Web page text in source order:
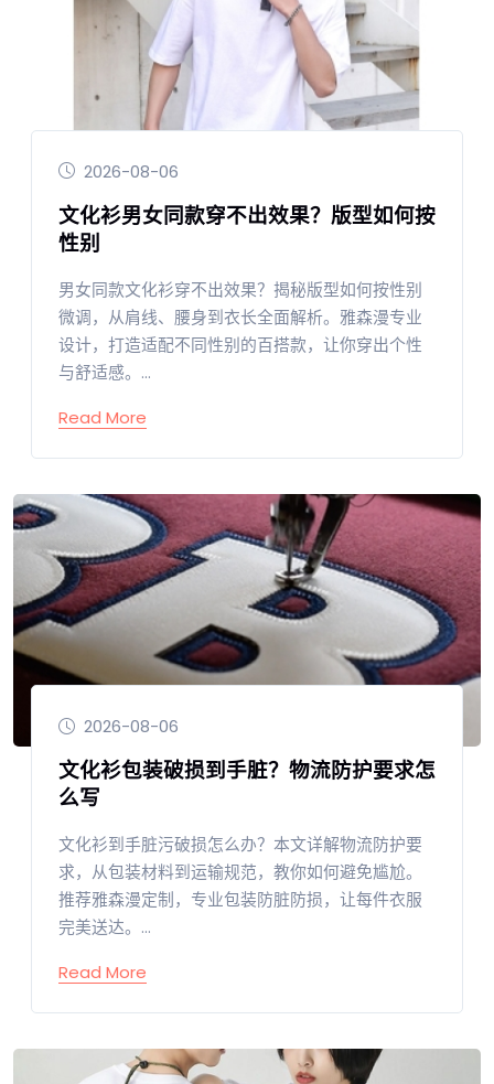
2026-08-06
文化衫男女同款穿不出效果？版型如何按
性别
男女同款文化衫穿不出效果？揭秘版型如何按性别
微调，从肩线、腰身到衣长全面解析。雅森漫专业
设计，打造适配不同性别的百搭款，让你穿出个性
与舒适感。...
Read More
2026-08-06
文化衫包装破损到手脏？物流防护要求怎
么写
文化衫到手脏污破损怎么办？本文详解物流防护要
求，从包装材料到运输规范，教你如何避免尴尬。
推荐雅森漫定制，专业包装防脏防损，让每件衣服
完美送达。...
Read More